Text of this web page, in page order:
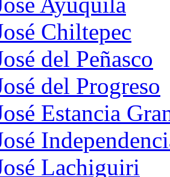
Chiltepec
del Peñasco
del Progreso
Estancia
Lachiguiri